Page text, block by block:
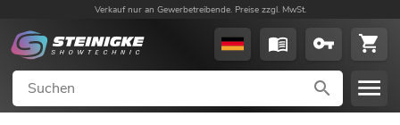
Verkauf nur an Gewerbetreibende. Preise zzgl. MwSt.